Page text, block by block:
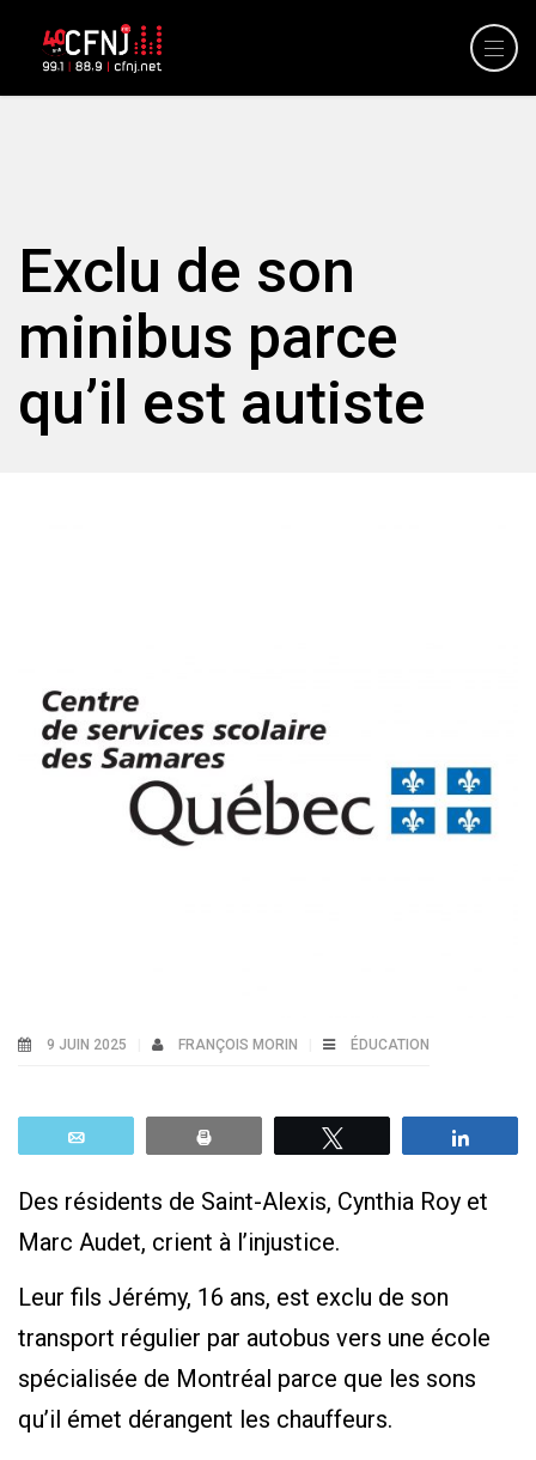
Exclu de son
minibus parce
qu’il est autiste
9 JUIN 2025 FRANÇOIS MORIN ÉDUCATION
Des résidents de Saint-Alexis, Cynthia Roy et
Marc Audet, crient à l’injustice.
Leur fils Jérémy, 16 ans, est exclu de son
transport régulier par autobus vers une école
spécialisée de Montréal parce que les sons
qu’il émet dérangent les chauffeurs.